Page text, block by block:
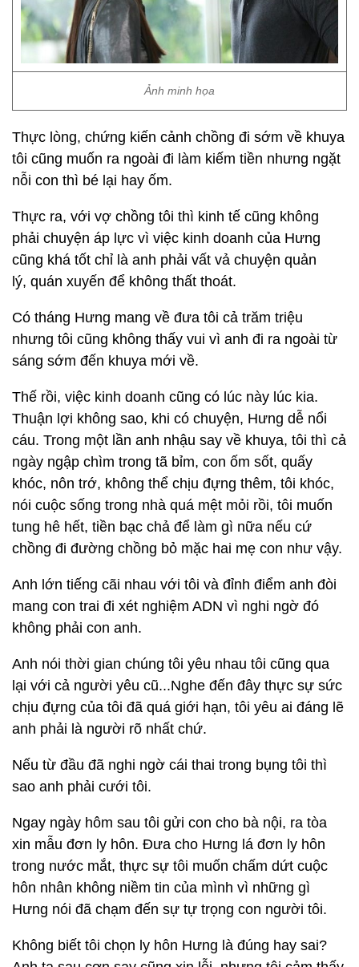
Ảnh minh họa
Thực lòng, chứng kiến cảnh chồng đi sớm về khuya
tôi cũng muốn ra ngoài đi làm kiếm tiền nhưng ngặt
nỗi con thì bé lại hay ốm.
Thực ra, với vợ chồng tôi thì kinh tế cũng không
phải chuyện áp lực vì việc kinh doanh của Hưng
cũng khá tốt chỉ là anh phải vất vả chuyện quản
lý, quán xuyến để không thất thoát.
Có tháng Hưng mang về đưa tôi cả trăm triệu
nhưng tôi cũng không thấy vui vì anh đi ra ngoài từ
sáng sớm đến khuya mới về.
Thế rồi, việc kinh doanh cũng có lúc này lúc kia.
Thuận lợi không sao, khi có chuyện, Hưng dễ nổi
cáu. Trong một lần anh nhậu say về khuya, tôi thì cả
ngày ngập chìm trong tã bỉm, con ốm sốt, quấy
khóc, nôn trớ, không thể chịu đựng thêm, tôi khóc,
nói cuộc sống trong nhà quá mệt mỏi rồi, tôi muốn
tung hê hết, tiền bạc chả để làm gì nữa nếu cứ
chồng đi đường chồng bỏ mặc hai mẹ con như vậy.
Anh lớn tiếng cãi nhau với tôi và đỉnh điểm anh đòi
mang con trai đi xét nghiệm ADN vì nghi ngờ đó
không phải con anh.
Anh nói thời gian chúng tôi yêu nhau tôi cũng qua
lại với cả người yêu cũ...Nghe đến đây thực sự sức
chịu đựng của tôi đã quá giới hạn, tôi yêu ai đáng lẽ
anh phải là người rõ nhất chứ.
Nếu từ đầu đã nghi ngờ cái thai trong bụng tôi thì
sao anh phải cưới tôi.
Ngay ngày hôm sau tôi gửi con cho bà nội, ra tòa
xin mẫu đơn ly hôn. Đưa cho Hưng lá đơn ly hôn
trong nước mắt, thực sự tôi muốn chấm dứt cuộc
hôn nhân không niềm tin của mình vì những gì
Hưng nói đã chạm đến sự tự trọng con người tôi.
Không biết tôi chọn ly hôn Hưng là đúng hay sai?